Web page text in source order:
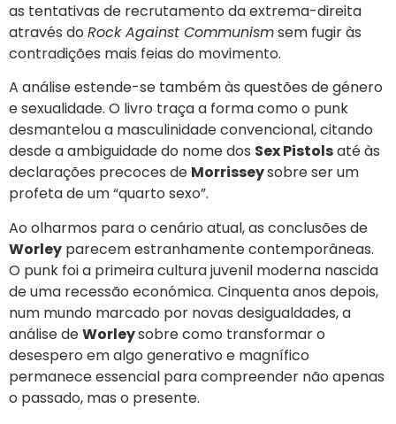
as tentativas de recrutamento da extrema-direita
através do Rock Against Communismsem fugir às
contradições mais feias do movimento.
A análise estende-se também às questões de género
e sexualidade. O livro traça a forma como o punk
desmantelou a masculinidade convencional, citando
desde a ambiguidade do nome dos Sex Pistolsaté às
declarações precoces de Morrisseysobre ser um
profeta de um “quarto sexo”.
Ao olharmos para o cenário atual, as conclusões de
Worley parecem estranhamente contemporâneas.
O punk foi a primeira cultura juvenil moderna nascida
de uma recessão económica. Cinquenta anos depois,
num mundo marcado por novas desigualdades, a
análise deWorleysobre como transformar o
desespero em algo generativo e magnífico
permanece essencial para compreender não apenas
o passado, mas o presente.